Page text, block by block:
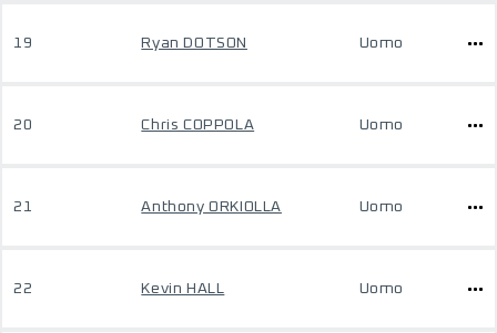
19 Ryan DOTSON Uomo
20 Chris COPPOLA Uomo
21 Anthony ORKIOLLA Uomo
22 Kevin HALL Uomo